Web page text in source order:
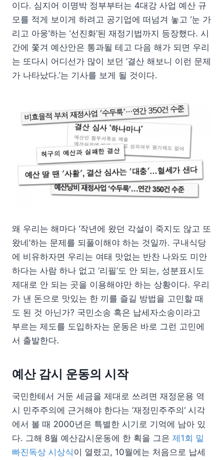
이다. 심지어 이명박 정부부터는 4대강 사업 예산 규
모를 적게 보이게 하려고 공기업에 떠넘겨 놓고 ‘눈 가
리고 아웅’하는 ‘선진화’된 재정기법까지 등장했다. 시
간에 쫓겨 예산안은 통과될 테고 다음 해가 되면 우리
는 또다시 어디선가 많이 보던 ‘결산 해보니 이런 문제
가 나타났다.’는 기사를 보게 될 것이다.
왜 우리는 해마다 ‘작년에 왔던 각설이 죽지도 않고 또
왔네’하는 문제를 되풀이해야 하는 것일까. 구내식당
에 비유하자면 우리는 여태 맛없는 반찬 나와도 미안
하다는 사람 하나 없고 ‘리필’도 안 되는, 성분표시도
제대로 안 되는 곳을 이용해야만 하는 상황이다. 우리
가 낸 돈으로 맛있는 한 끼를 즐길 방법을 고민할 때
도 된 것 아닌가? 국민소송 혹은 납세자소송이라고
부르는 제도를 도입하자는 운동은 바로 그런 고민에
서 출발한다.
예산 감시 운동의 시작
국민한테서 거둔 세금을 제대로 쓰려면 재정운용 역
시 민주주의에 근거해야 한다는 ‘재정민주주의’ 시각
에서 볼 때 2000년은 특별한 시기로 기억에 남아 있
다. 그해 8월 예산감시운동에 한 획을 그은 제1회 밑
빠진독상 시상식이 열렸고, 10월에는 처음으로 납세